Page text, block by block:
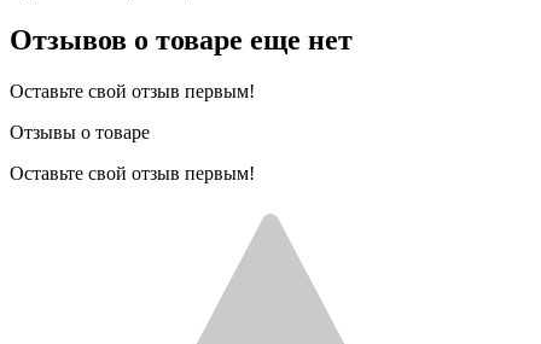
Отзывов о товаре еще нет
Оставьте свой отзыв первым!
Отзывы о товаре
Оставьте свой отзыв первым!